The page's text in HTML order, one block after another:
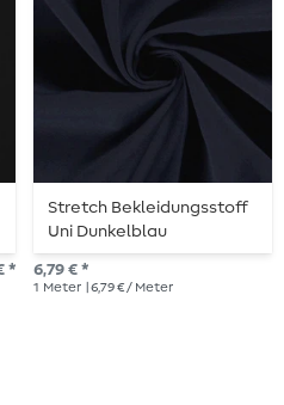
*
Stretch Bekleidungsstoff
Uni Dunkelblau
6,79 € *
1 Meter | 6,79 € / Meter